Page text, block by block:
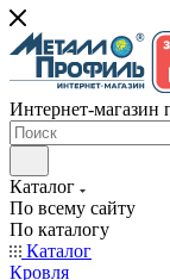
Интернет-магазин
Каталог
По всему сайту
По каталогу
Каталог
Кровля